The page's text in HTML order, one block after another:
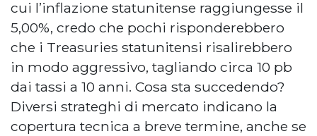
cui l’inflazione statunitense raggiungesse il
5,00%, credo che pochi risponderebbero
che i Treasuries statunitensi risalirebbero
in modo aggressivo, tagliando circa 10 pb
dai tassi a 10 anni. Cosa sta succedendo?
Diversi strateghi di mercato indicano la
copertura tecnica a breve termine, anche se